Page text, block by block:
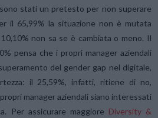
stati un pretesto per non superare
il 65,99% la situazione non è mutata
non sa se è cambiata o meno. Il
pensa che i propri manager aziendali
del gender gap nel digitale,
il 25,59%, infatti, ritiene di no,
manager aziendali siano interessati
Per assicurare maggiore Diversity &